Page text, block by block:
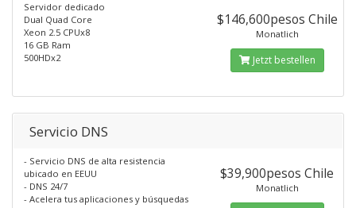
Servidor dedicado
Dual Quad Core
Xeon 2.5 CPUx8
16 GB Ram
500HDx2
$146,600pesos Chile
Monatlich
Jetzt bestellen
Servicio DNS
- Servicio DNS de alta resistencia
ubicado en EEUU
- DNS 24/7
- Acelera tus aplicaciones y búsquedas
$39,900pesos Chile
Monatlich